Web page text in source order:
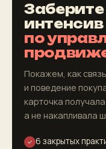
интенсив
по
Покажем, как
и поведение
карточка
а не накапливала
✓ 6 закрытых